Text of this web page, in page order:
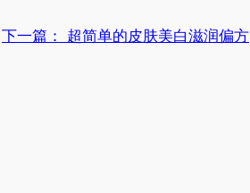
下一篇： 超简单的皮肤美白滋润偏方